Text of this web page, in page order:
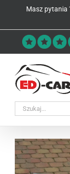
Masz pytania